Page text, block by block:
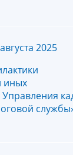
2025
иных